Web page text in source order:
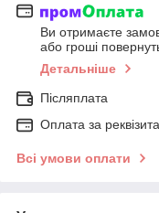
Ви отримаєте
або гроші
Детальніше
Післяплата
Оплата за
Всі умови оплати